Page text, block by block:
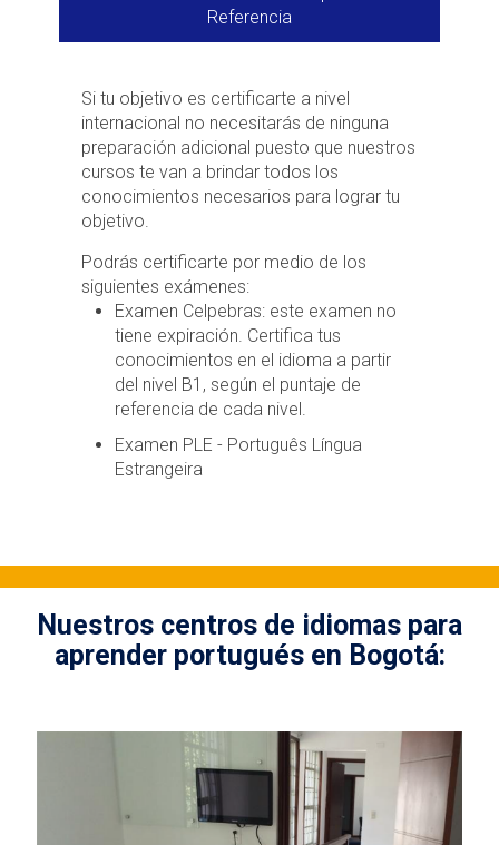
Referencia
Si tu objetivo es certificarte a nivel
internacional no necesitarás de ninguna
preparación adicional puesto que nuestros
cursos te van a brindar todos los
conocimientos necesarios para lograr tu
objetivo.
Podrás certificarte por medio de los
siguientes exámenes:
Examen Celpebras: este examen no
tiene expiración. Certifica tus
conocimientos en el idioma a partir
del nivel B1, según el puntaje de
referencia de cada nivel.
Examen PLE - Português Língua
Estrangeira
Nuestros centros de idiomas para
aprender portugués en Bogotá: